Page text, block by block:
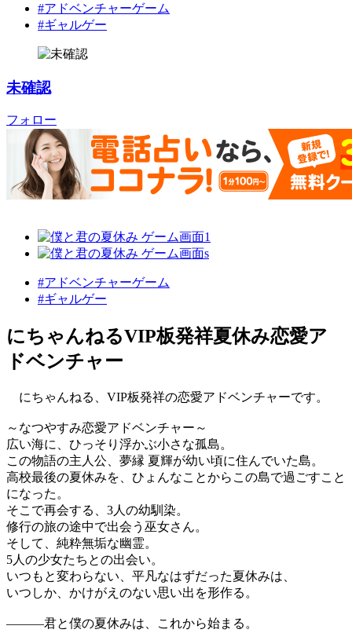
#アドベンチャーゲーム
#ギャルゲー
未確認
フォロー
#アドベンチャーゲーム
#ギャルゲー
にちゃんねるVIP板発祥夏休み恋愛ア
ドベンチャー
にちゃんねる、VIP板発祥の恋愛アドベンチャーです。
～なつやすみ恋愛アドベンチャー～
広い海に、ひっそり浮かぶ小さな孤島。
この物語の主人公、夢縁 夏輝が幼い頃に住んでいた島。
高校最後の夏休みを、ひょんなことからこの島で過ごすこと
になった。
そこで再会する、3人の幼馴染。
修行の旅の途中で出会う巫女さん。
そして、純粋無垢な幽霊。
5人の少女たちとの出会い。
いつもと変わらない、平凡なはずだった夏休みは、
いつしか、かけがえのない思い出を形作る。
―――君と僕の夏休みは、これから始まる。